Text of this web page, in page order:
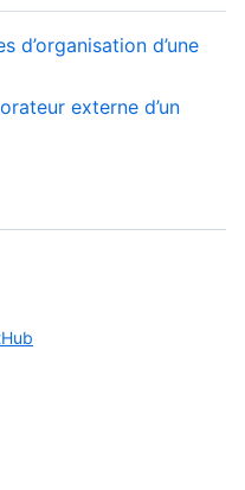
d’organisation d’une
externe d’un